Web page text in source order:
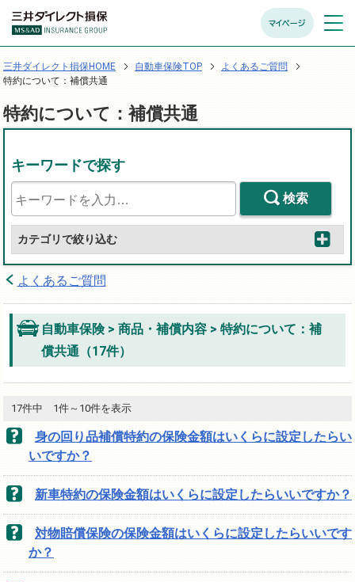
マイページ メニュ
開く
三井ダイレクト損保HOME 自動車保険TOP
よくあるご質問
特約について：補償共通
特約について：補償共通
キーワードで探す
検索
カテゴリで絞り込む
よくあるご質問
自動車保険 > 商品・補償内容 > 特約について：補
償共通（17件）
17件中 1件～10件を表示
身の回り品補償特約の保険金額はいくらに設定したらい
いですか？
新車特約の保険金額はいくらに設定したらいいですか？
対物賠償保険の保険金額はいくらに設定したらいいです
か？